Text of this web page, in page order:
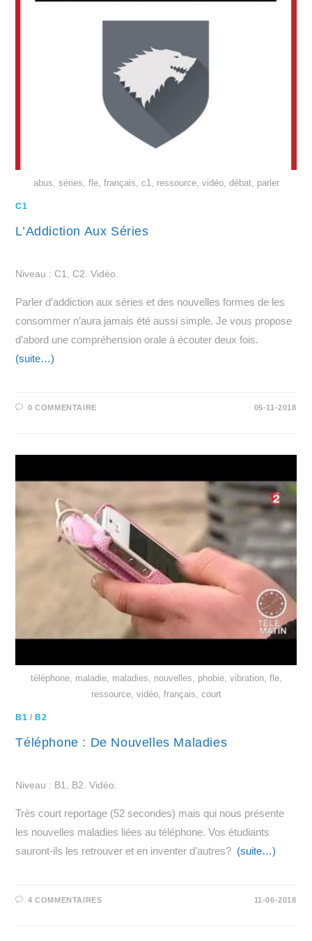
abus, séries, fle, français, c1, ressource, vidéo, débat, parler
C1
L’Addiction Aux Séries
Niveau : C1, C2. Vidéo.
Parler d’addiction aux séries et des nouvelles formes de les
consommer n’aura jamais été aussi simple. Je vous propose
d’abord une compréhension orale à écouter deux fois.
(suite…)
0 COMMENTAIRE 05-11-2018
téléphone, maladie, maladies, nouvelles, phobie, vibration, fle,
ressource, vidéo, français, court
B1 /B2
Téléphone : De Nouvelles Maladies
Niveau : B1, B2. Vidéo.
Très court reportage (52 secondes) mais qui nous présente
les nouvelles maladies liées au téléphone. Vos étudiants
sauront-ils les retrouver et en inventer d’autres? (suite…)
4 COMMENTAIRES 11-06-2018